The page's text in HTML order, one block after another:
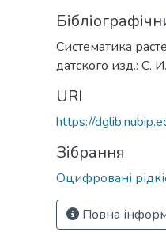
Систематика
датского изд.: С.
URI
https://
Зібрання
Оцифровані
Повна